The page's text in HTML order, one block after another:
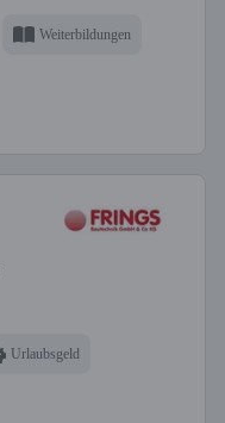
Weiterbildungen
Urlaubsgeld